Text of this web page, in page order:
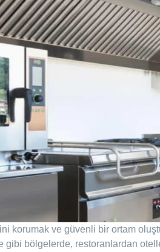
korumak ve güvenli bir ortam
gibi bölgelerde, restoranlardan